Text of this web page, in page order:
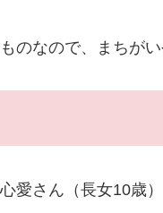
のなので、まちがい
愛さん（長女10歳）